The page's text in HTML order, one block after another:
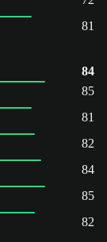
81
84
85
81
82
84
85
82